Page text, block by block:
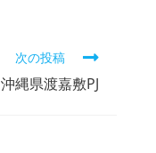
次の投稿
沖縄県渡嘉敷PJ